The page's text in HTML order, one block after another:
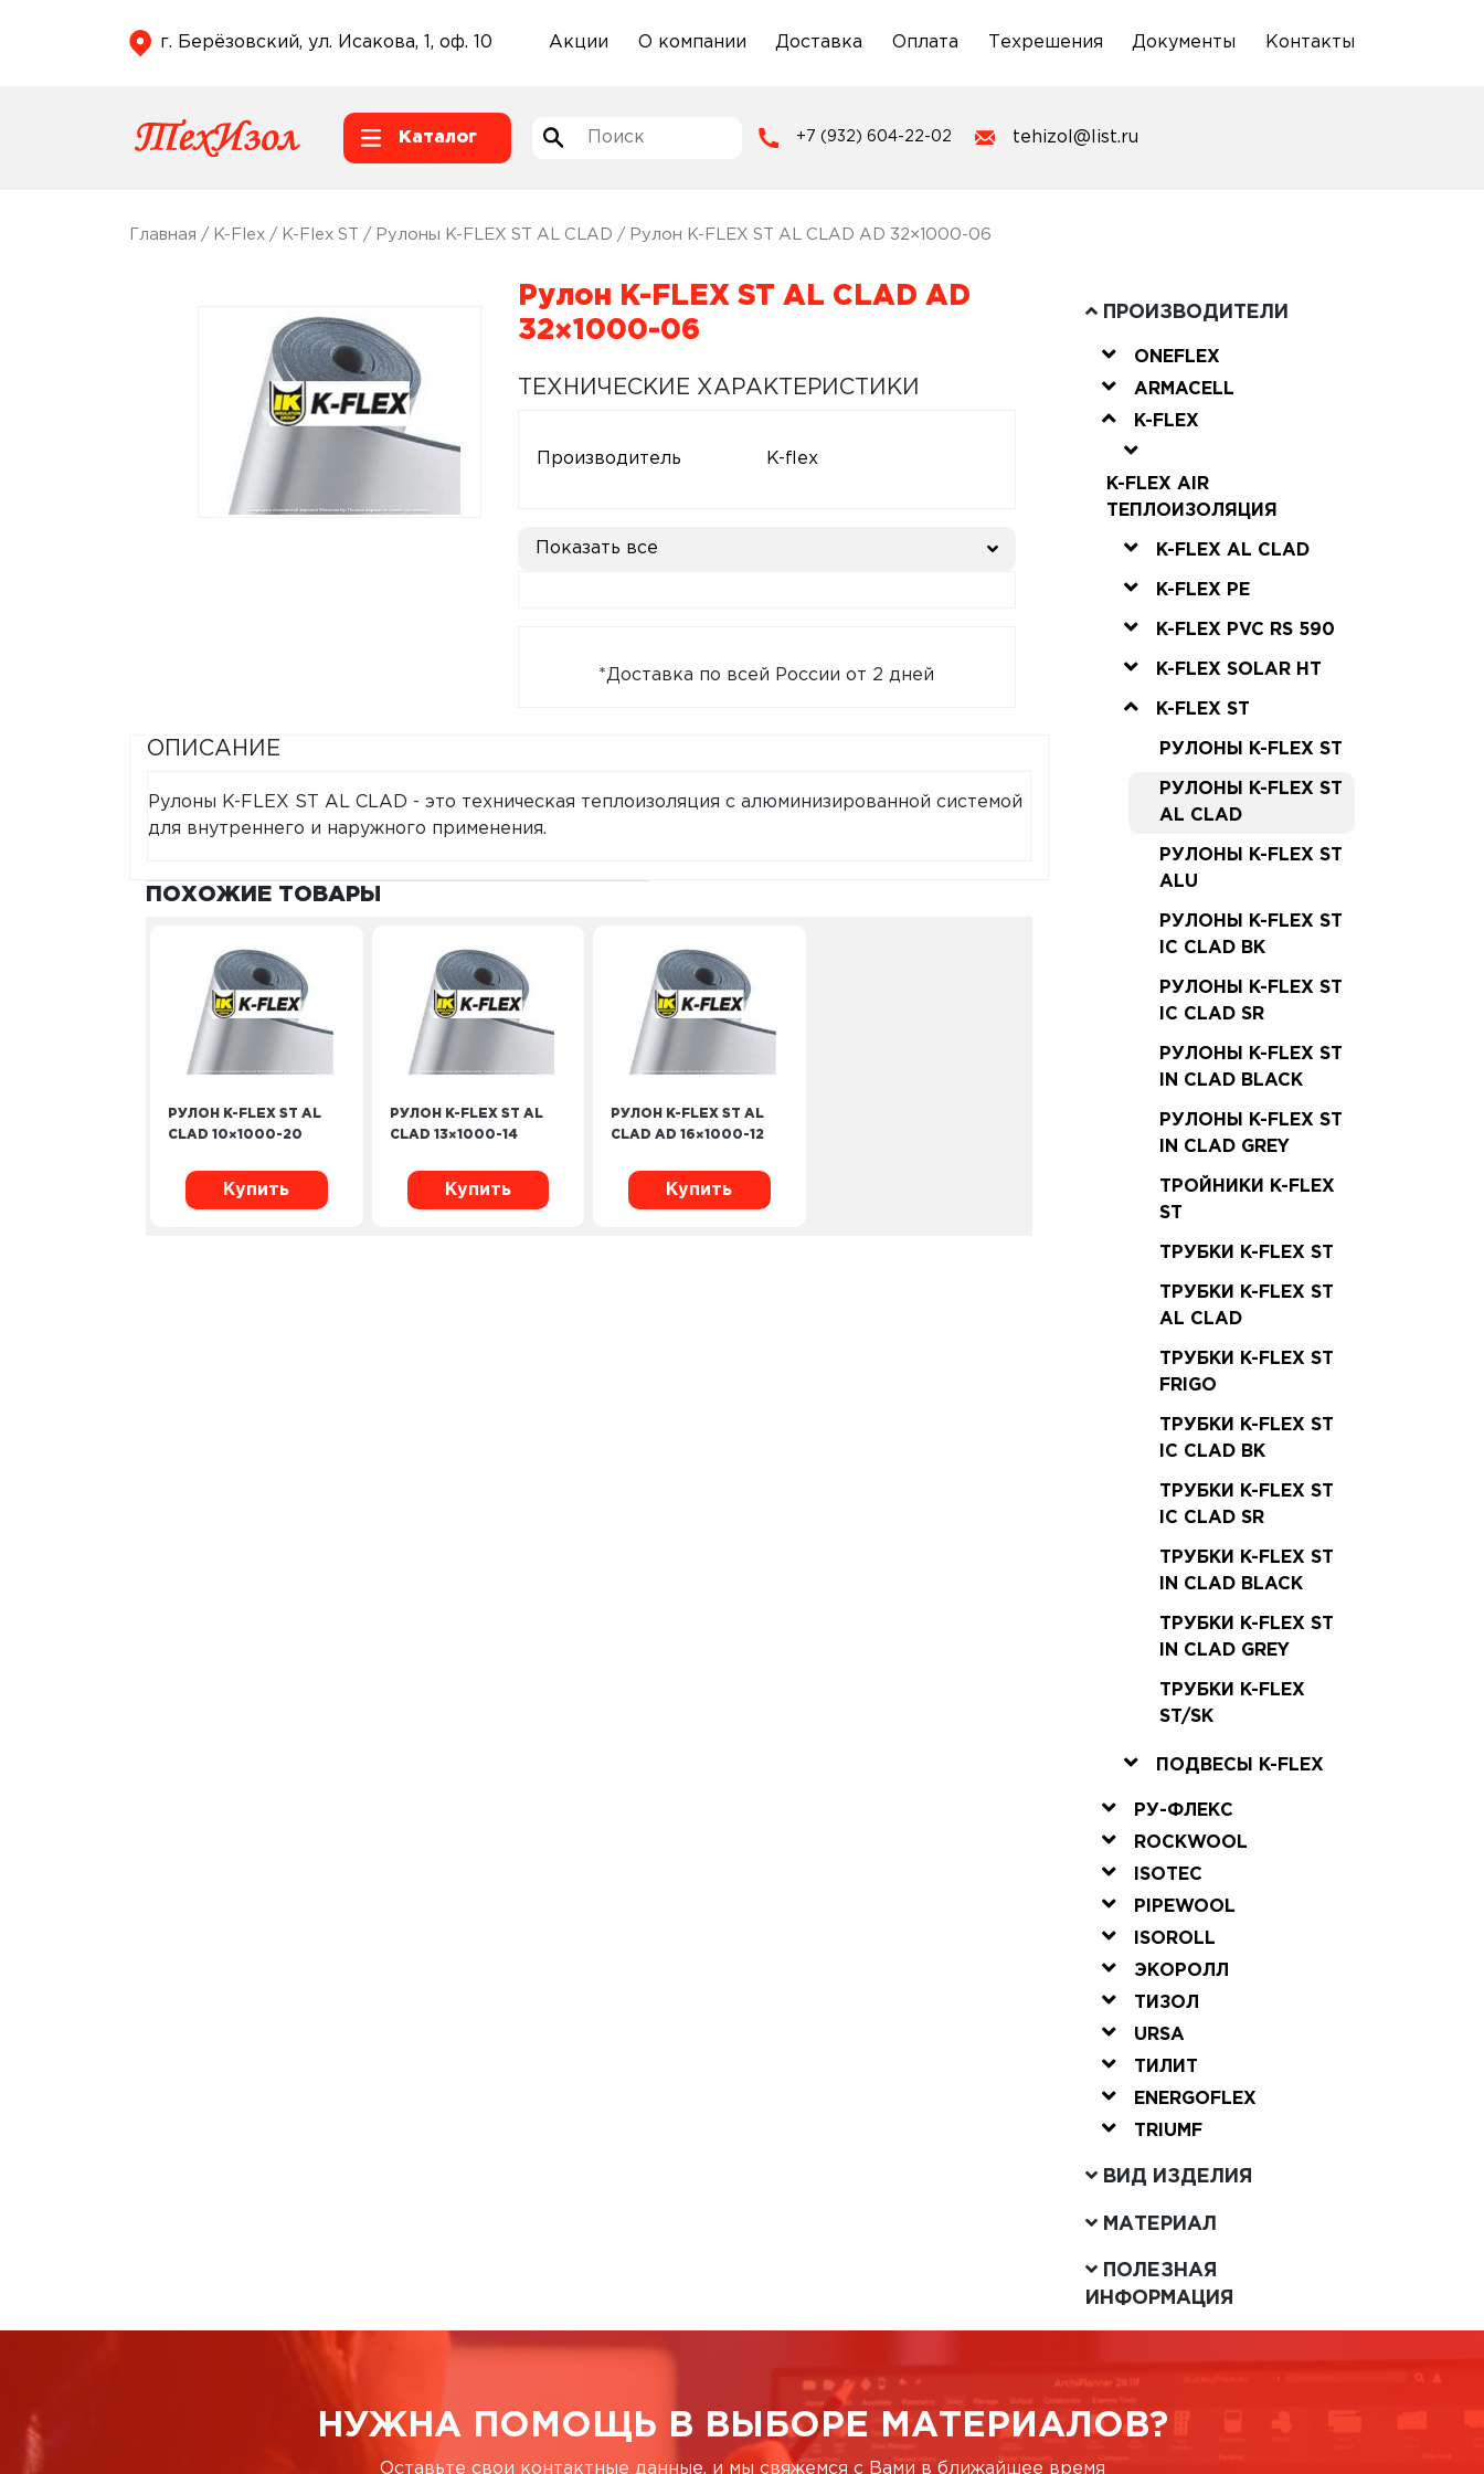
г. Берёзовский, ул. Исакова, 1, оф. 10 Акции О компании Доставка Оплата Техрешения Документы Контакты
Каталог +7 (932) 604-22-02 tehizol@list.ru
Главная / K-Flex / K-Flex ST / Рулоны K-FLEX ST AL CLAD / Рулон K-FLEX ST AL CLAD AD 32×1000-06
Рулон K-FLEX ST AL CLAD AD
32×1000-06
ТЕХНИЧЕСКИЕ ХАРАКТЕРИСТИКИ
Производитель K-flex
Показать все
*Доставка по всей России от 2 дней
ОПИСАНИЕ
Рулоны K-FLEX ST AL CLAD - это техническая теплоизоляция с алюминизированной системой
для внутреннего и наружного применения.
ПОХОЖИЕ ТОВАРЫ
РУЛОН K-FLEX ST AL
CLAD 10×1000-20
Купить
РУЛОН K-FLEX ST AL
CLAD 13×1000-14
Купить
РУЛОН K-FLEX ST AL
CLAD AD 16×1000-12
Купить
ПРОИЗВОДИТЕЛИ
ONEFLEX
ARMACELL
K-FLEX
K-FLEX AIR
ТЕПЛОИЗОЛЯЦИЯ
K-FLEX AL CLAD
K-FLEX PE
K-FLEX PVC RS 590
K-FLEX SOLAR HT
K-FLEX ST
РУЛОНЫ K-FLEX ST
РУЛОНЫ K-FLEX ST
AL CLAD
РУЛОНЫ K-FLEX ST
ALU
РУЛОНЫ K-FLEX ST
IC CLAD BK
РУЛОНЫ K-FLEX ST
IC CLAD SR
РУЛОНЫ K-FLEX ST
IN CLAD BLACK
РУЛОНЫ K-FLEX ST
IN CLAD GREY
ТРОЙНИКИ K-FLEX
ST
ТРУБКИ K-FLEX ST
ТРУБКИ K-FLEX ST
AL CLAD
ТРУБКИ K-FLEX ST
FRIGO
ТРУБКИ K-FLEX ST
IC CLAD BK
ТРУБКИ K-FLEX ST
IC CLAD SR
ТРУБКИ K-FLEX ST
IN CLAD BLACK
ТРУБКИ K-FLEX ST
IN CLAD GREY
ТРУБКИ K-FLEX
ST/SK
ПОДВЕСЫ K-FLEX
РУ-ФЛЕКС
ROCKWOOL
ISOTEC
PIPEWOOL
ISOROLL
ЭКОРОЛЛ
ТИЗОЛ
URSA
ТИЛИТ
ENERGOFLEX
TRIUMF
ВИД ИЗДЕЛИЯ
МАТЕРИАЛ
ПОЛЕЗНАЯ
ИНФОРМАЦИЯ
НУЖНА ПОМОЩЬ В ВЫБОРЕ МАТЕРИАЛОВ?
Оставьте свои контактные данные, и мы свяжемся с Вами в ближайшее время